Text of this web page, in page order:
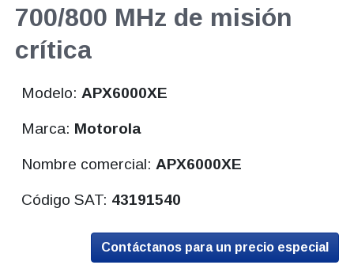
700/800 MHz de misión
crítica
Modelo:APX6000XE
Marca: Motorola
Nombre comercial:APX6000XE
Código SAT: 43191540
Contáctanos para un precio especial